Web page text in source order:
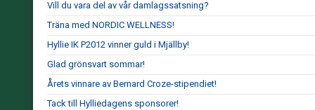
Vill du vara del av vår damlagssatsning?
Träna med NORDIC WELLNESS!
Hyllie IK P2012 vinner guld i Mjällby!
Glad grönsvart sommar!
Årets vinnare av Bernard Croze-stipendiet!
Tack till Hylliedagens sponsorer!